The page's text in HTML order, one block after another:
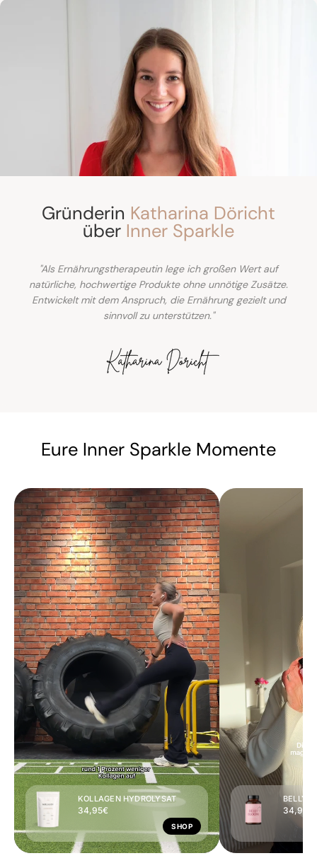
Gründerin Katharina Döricht
über Inner Sparkle
"Als Ernährungstherapeutin lege ich großen Wert auf
natürliche, hochwertige Produkte ohne unnötige Zusätze.
Entwickelt mit dem Anspruch, die Ernährung gezielt und
sinnvoll zu unterstützen."
Eure Inner Sparkle Momente
KOLLAGEN HYDROLYSAT
34,95€
SHOP
BELLY
34,95€